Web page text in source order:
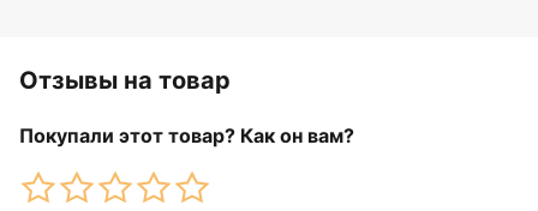
Отзывы на товар
Покупали этот товар? Как он вам?